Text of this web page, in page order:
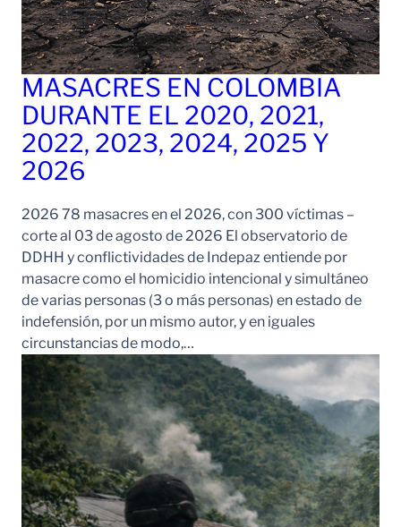
MASACRES EN COLOMBIA
DURANTE EL 2020, 2021,
2022, 2023, 2024, 2025 Y
2026
2026 78 masacres en el 2026, con 300 víctimas –
corte al 03 de agosto de 2026 El observatorio de
DDHH y conflictividades de Indepaz entiende por
masacre como el homicidio intencional y simultáneo
de varias personas (3 o más personas) en estado de
indefensión, por un mismo autor, y en iguales
circunstancias de modo,…